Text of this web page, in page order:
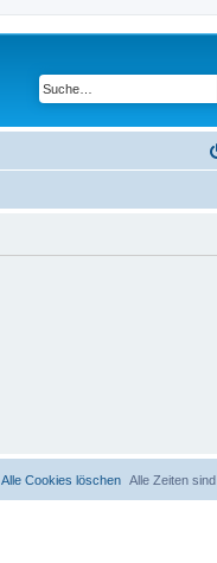
Alle Zeiten sind
Alle Cookies löschen